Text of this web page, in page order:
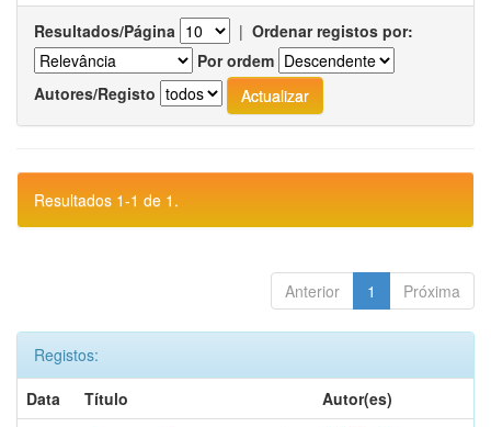
Resultados/Página | Ordenar registos por:
Por ordem
Autores/Registo
Resultados 1-1 de 1.
Anterior 1 Próxima
Registos:
Data
Título
Autor(es)